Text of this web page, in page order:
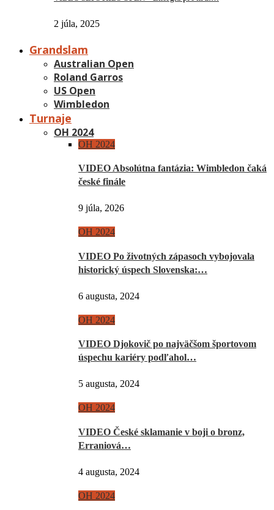
2 júla, 2025
Grandslam
Australian Open
Roland Garros
US Open
Wimbledon
Turnaje
OH 2024
OH 2024
VIDEO Absolútna fantázia: Wimbledon čaká
české finále
9 júla, 2026
OH 2024
VIDEO Po životných zápasoch vybojovala
historický úspech Slovenska:…
6 augusta, 2024
OH 2024
VIDEO Djokovič po najväčšom športovom
úspechu kariéry podľahol…
5 augusta, 2024
OH 2024
VIDEO České sklamanie v boji o bronz,
Erraniová…
4 augusta, 2024
OH 2024